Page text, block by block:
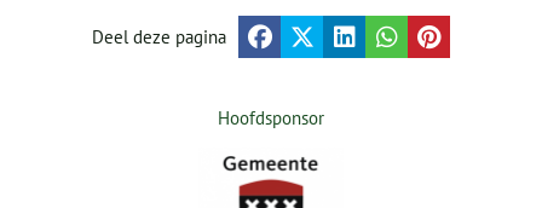
Deel deze pagina
Hoofdsponsor